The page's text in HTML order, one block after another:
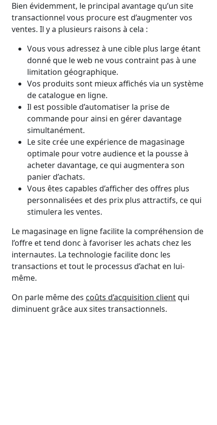
Bien évidemment, le principal avantage qu’un site
transactionnel vous procure est d’augmenter vos
ventes. Il y a plusieurs raisons à cela :
Vous vous adressez à une cible plus large étant
donné que le web ne vous contraint pas à une
limitation géographique.
Vos produits sont mieux affichés via un système
de catalogue en ligne.
Il est possible d’automatiser la prise de
commande pour ainsi en gérer davantage
simultanément.
Le site crée une expérience de magasinage
optimale pour votre audience et la pousse à
acheter davantage, ce qui augmentera son
panier d’achats.
Vous êtes capables d’afficher des offres plus
personnalisées et des prix plus attractifs, ce qui
stimulera les ventes.
Le magasinage en ligne facilite la compréhension de
l’offre et tend donc à favoriser les achats chez les
internautes. La technologie facilite donc les
transactions et tout le processus d’achat en lui-
même.
On parle même des coûts d’acquisition clientqui
diminuent grâce aux sites transactionnels.